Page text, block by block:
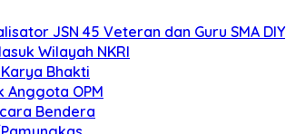
JSN 45 Veteran dan Guru SMA DIY
Wilayah NKRI
Bhakti
Anggota OPM
Bendera